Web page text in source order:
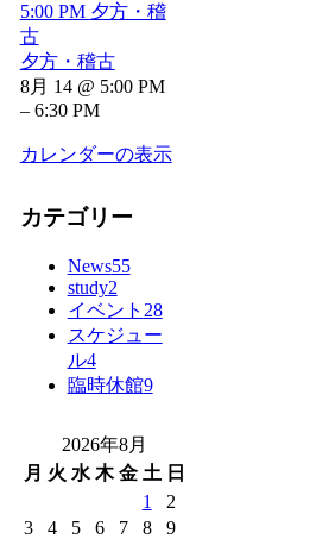
5:00 PM 夕方・稽
古
夕方・稽古
8月 14 @ 5:00 PM
– 6:30 PM
カレンダーの表示
カテゴリー
News55
study2
イベント 28
スケジュー
ル4
臨時休館9
2026年8月
月 火 水 木 金 土 日
1
2
3
4 5 6 7 8
9